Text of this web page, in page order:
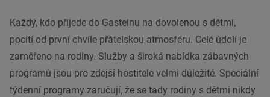
Každý, kdo přijede do Gasteinu na dovolenou s dětmi,
pocítí od první chvíle přátelskou atmosféru. Celé údolí je
zaměřeno na rodiny. Služby a široká nabídka zábavných
programů jsou pro zdejší hostitele velmi důležité. Speciální
týdenní programy zaručují, že se tady rodiny s dětmi nikdy